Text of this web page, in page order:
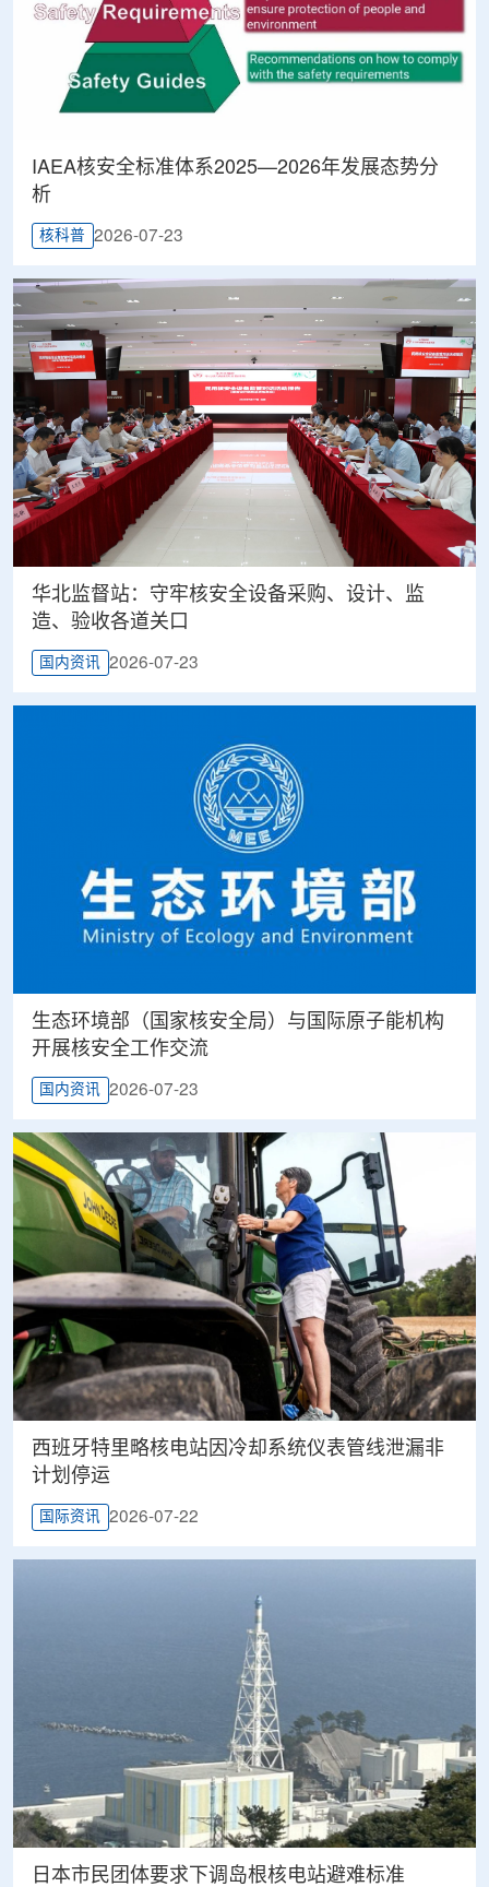
IAEA核安全标准体系2025—2026年发展态势分
析
核科普 2026-07-23
华北监督站：守牢核安全设备采购、设计、监
造、验收各道关口
国内资讯 2026-07-23
生态环境部（国家核安全局）与国际原子能机构
开展核安全工作交流
国内资讯 2026-07-23
西班牙特里略核电站因冷却系统仪表管线泄漏非
计划停运
国际资讯 2026-07-22
日本市民团体要求下调岛根核电站避难标准